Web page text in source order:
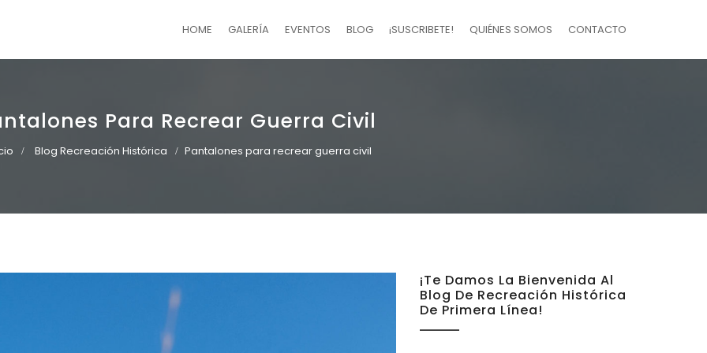
HOME GALERÍA EVENTOS BLOG ¡SUSCRIBETE! QUIÉNES SOMOS CONTACTO
Para Recrear Guerra Civil
Blog Recreación Histórica Pantalones para recrear guerra civil
¡Te Damos La Bienvenida Al
Blog De Recreación Histórica
De Primera Línea!